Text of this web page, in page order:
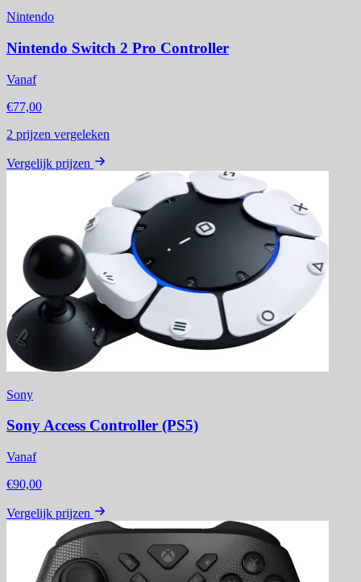
Nintendo
Nintendo Switch 2 Pro Controller
Vanaf
€77,00
2 prijzen vergeleken
Vergelijk prijzen
Sony
Sony Access Controller (PS5)
Vanaf
€90,00
Vergelijk prijzen